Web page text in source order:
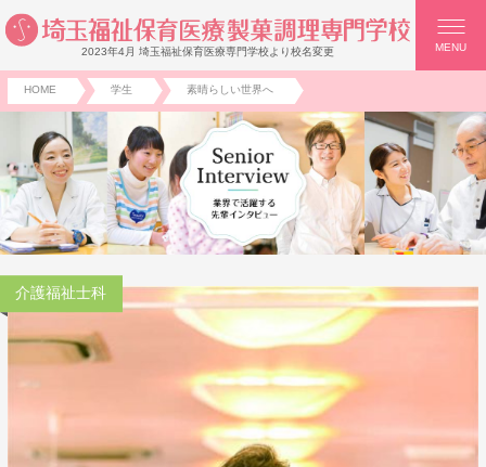
2023年4月 埼玉福祉保育医療専門学校より校名変更 MENU
HOME 学生 素晴らしい世界へ
介護福祉士科